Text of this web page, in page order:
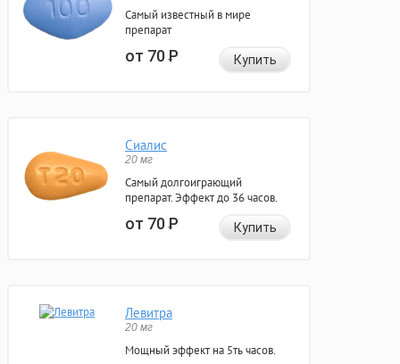
Самый известный в мире
препарат
от 70Р Купить
Сиалис
20 мг
Самый долгоиграющий
препарат. Эффект до 36 часов.
от 70Р Купить
Левитра
20 мг
Мощный эффект на 5ть часов.